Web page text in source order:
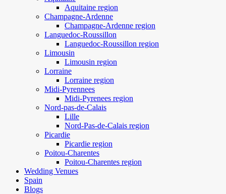
Aquitaine region
Champagne-Ardenne
Champagne-Ardenne region
Languedoc-Roussillon
Languedoc-Roussillon region
Limousin
Limousin region
Lorraine
Lorraine region
Midi-Pyrennees
Midi-Pyrenees region
Nord-pas-de-Calais
Lille
Nord-Pas-de-Calais region
Picardie
Picardie region
Poitou-Charentes
Poitou-Charentes region
Wedding Venues
Spain
Blogs